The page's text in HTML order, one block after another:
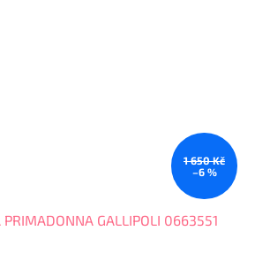
1 650 Kč
–6 %
PRIMADONNA GALLIPOLI 0663551